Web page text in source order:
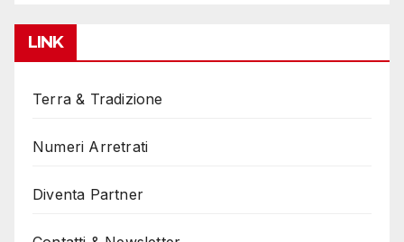
LINK
Terra & Tradizione
Numeri Arretrati
Diventa Partner